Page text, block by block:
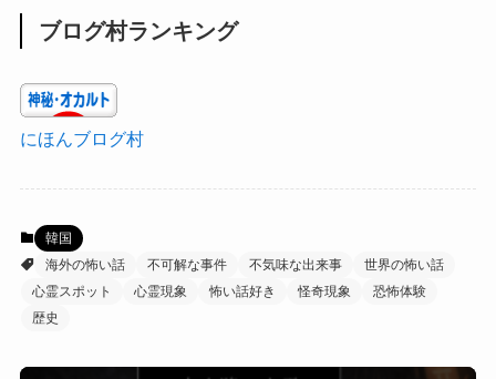
ブログ村ランキング
にほんブログ村
韓国
海外の怖い話
不可解な事件 不気味な出来事
世界の怖い話
心霊スポット
心霊現象 怖い話好き 怪奇現象
恐怖体験
歴史